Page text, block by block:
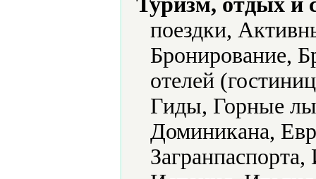
поездки,
Бронирование,
отелей
Гиды, Горные
Доминикана,